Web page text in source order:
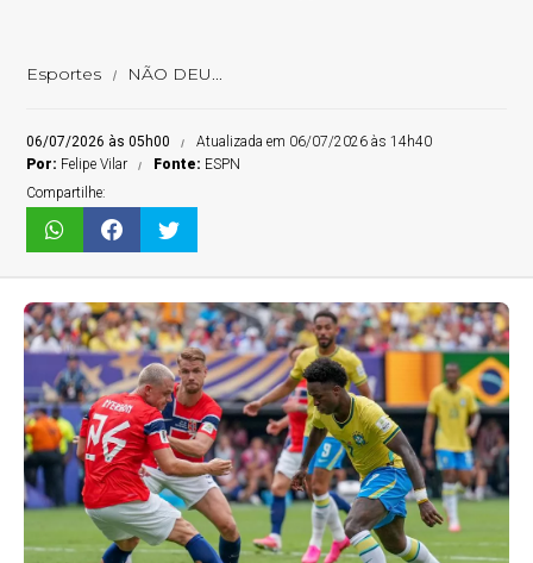
Esportes NÃO DEU...
06/07/2026 às 05h00
Atualizada em 06/07/2026 às 14h40
Por: Felipe Vilar Fonte: ESPN
Compartilhe: